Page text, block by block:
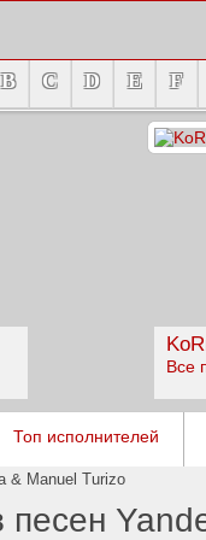
B C D E F
Все
Топ исполнителей
& Manuel Turizo
песен